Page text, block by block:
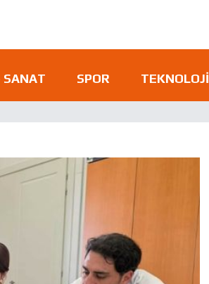
SANAT SPOR TEKNOLOJI